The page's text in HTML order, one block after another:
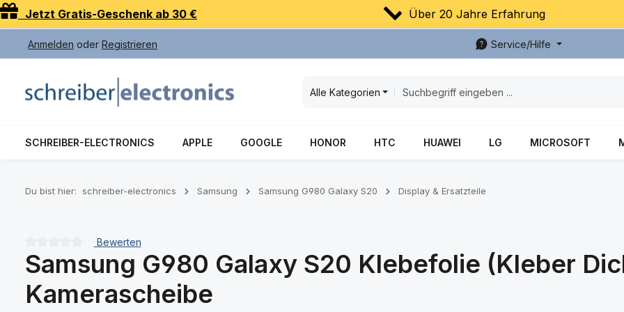
Hauptinhalt springen
Zur Suche springen
Zur Hauptnavigation springen
Jetzt Gratis-Geschenk ab 30 € Über 20 Jahre Erfahrung
Anmelden oder Registrieren Service/Hilfe
Alle Kategorien
SCHREIBER-ELECTRONICS APPLE GOOGLE HONOR HTC HUAWEI LG MICROSOFT
Du bist hier: schreiber-electronics Samsung Samsung G980 Galaxy S20 Display & Ersatzteile
Durchschnittliche Bewertung von 0 von 5 Sternen
Bewerten
Samsung G980 Galaxy S20 Klebefolie (Kleber
Kamerascheibe